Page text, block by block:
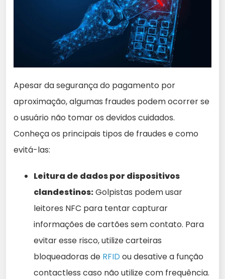
Apesar da segurança do pagamento por
aproximação, algumas fraudes podem ocorrer se
o usuário não tomar os devidos cuidados.
Conheça os principais tipos de fraudes e como
evitá-las:
Leitura de dados por dispositivos
clandestinos:Golpistas podem usar
leitores NFC para tentar capturar
informações de cartões sem contato. Para
evitar esse risco, utilize carteiras
bloqueadoras de RFID ou desative a função
contactless caso não utilize com frequência.